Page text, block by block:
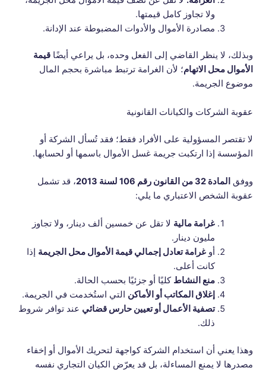
ولا تجاوز كامل قيمتها.
مصادرة الأموال والأدوات المضبوطة عند الإدانة.
وبذلك، لا ينظر القاضي إلى الفعل وحده، بل يراعي أيضًاقيمة
الأموال محل الاتهام؛ لأن الغرامة ترتبط مباشرة بحجم المال
موضوع الجريمة.
عقوبة الشركات والكيانات القانونية
لا تقتصر المسؤولية على الأفراد فقط؛ فقد تُسأل الشركة أو
المؤسسة إذا ارتكبت جريمة غسل الأموال باسمها أو لحسابها.
ووفق المادة 32 من القانون رقم 106 لسنة 2013
، قد تشمل
عقوبة الشخص الاعتباري ما يلي:
غرامة مالية لا تقل عن خمسين ألف دينار، ولا تجاوز
مليون دينار.
أوغرامة تعادل إجمالي قيمة الأموال محل الجريمة إذا
كانت أعلى.
منع النشاط كليًا أو جزئيًا بحسب الحالة.
إغلاق المكاتب أو الأماكن التي استُخدمت في الجريمة.
تصفية الأعمال أو تعيين حارس قضائي عند توافر شروط
ذلك.
وهذا يعني أن استخدام الشركة كواجهة لتحريك الأموال أو إخفاء
مصدرها لا يمنع المساءلة، بل قد يعرّض الكيان التجاري نفسه